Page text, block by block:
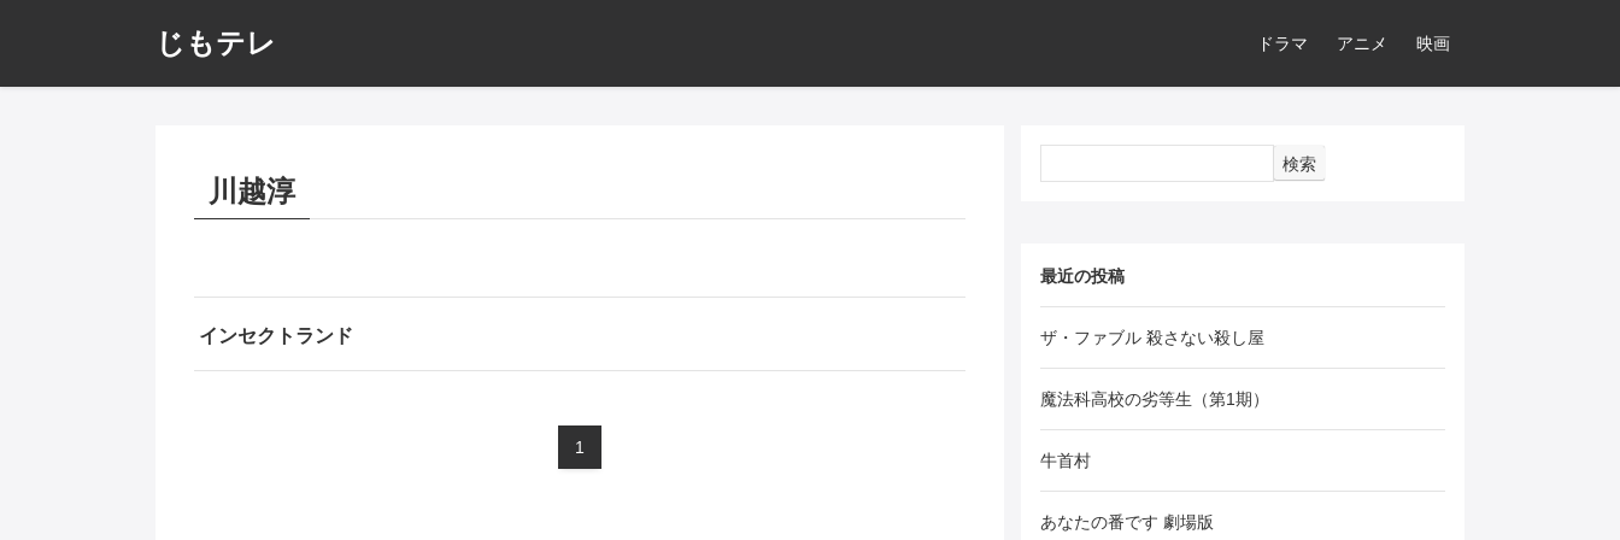
じもテレ ドラマ アニメ 映画
川越淳
インセクトランド
1
検索
最近の投稿
ザ・ファブル 殺さない殺し屋
魔法科高校の劣等生（第1期）
牛首村
あなたの番です 劇場版